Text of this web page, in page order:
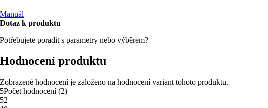
Manuál
Dotaz k produktu
Potřebujete poradit s parametry nebo výběrem?
Hodnocení produktu
Zobrazené hodnocení je založeno na hodnocení variant tohoto produktu.
5Počet hodnocení(2)
52